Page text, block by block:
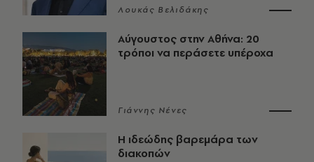
Λουκάς Βελιδάκης
Αύγουστος στην Αθήνα: 20
τρόποι να περάσετε υπέροχα
Γιάννης Νένες
Η ιδεώδης βαρεμάρα των
διακοπών